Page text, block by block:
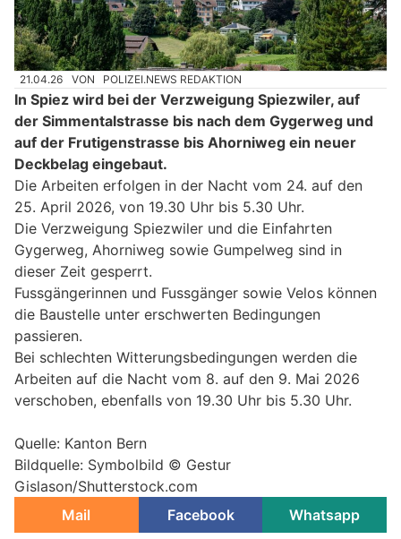
21.04.26 VON POLIZEI.NEWS REDAKTION
In Spiez wird bei der Verzweigung Spiezwiler, auf
der Simmentalstrasse bis nach dem Gygerweg und
auf der Frutigenstrasse bis Ahorniweg ein neuer
Deckbelag eingebaut.
Die Arbeiten erfolgen in der Nacht vom 24. auf den
25. April 2026, von 19.30 Uhr bis 5.30 Uhr.
Die Verzweigung Spiezwiler und die Einfahrten
Gygerweg, Ahorniweg sowie Gumpelweg sind in
dieser Zeit gesperrt.
Fussgängerinnen und Fussgänger sowie Velos können
die Baustelle unter erschwerten Bedingungen
passieren.
Bei schlechten Witterungsbedingungen werden die
Arbeiten auf die Nacht vom 8. auf den 9. Mai 2026
verschoben, ebenfalls von 19.30 Uhr bis 5.30 Uhr.
Quelle: Kanton Bern
Bildquelle: Symbolbild © Gestur
Gislason/Shutterstock.com
Mail
Facebook Whatsapp